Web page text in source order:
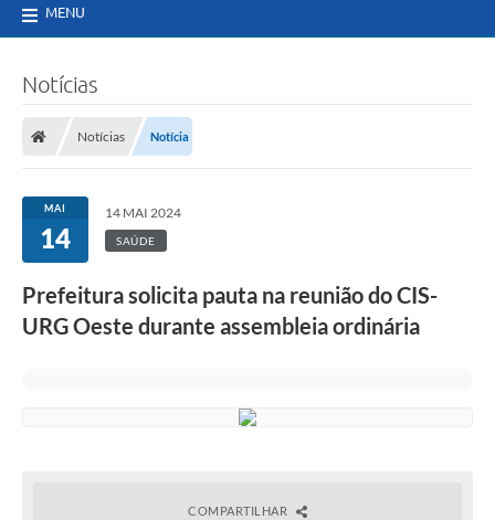
MENU
Notícias
Notícias Notícia
MAI
14
14 MAI 2024
SAÚDE
Prefeitura solicita pauta na reunião do CIS-
URG Oeste durante assembleia ordinária
COMPARTILHAR